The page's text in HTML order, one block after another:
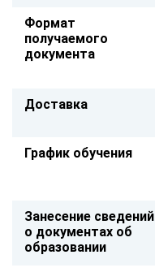
Формат
получаемого
документа
Доставка
График обучения
Занесение сведений
о документах об
образовании